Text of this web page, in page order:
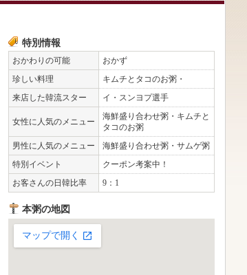
特別情報
おかわりの可能
おかず
珍しい料理
キムチとタコのお粥・
来店した韓流スター
イ・スンヨプ選手
女性に人気のメニュー
海鮮盛り合わせ粥・キムチと
タコのお粥
男性に人気のメニュー
海鮮盛り合わせ粥・サムゲ粥
特別イベント
クーポン考案中！
お客さんの日韓比率
9：1
本粥の地図